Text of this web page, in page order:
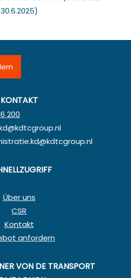
30.6.2025)
KONTAKT
200
Über uns
CSR
Kontakt
anfordern
VON DE TRANSPORT